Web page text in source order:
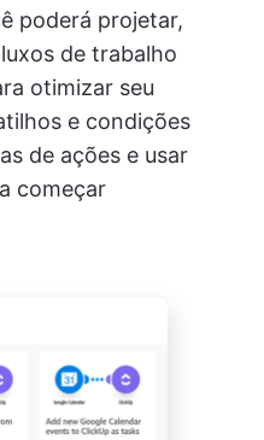
poderá projetar,
de trabalho
otimizar seu
e condições
de ações e usar
começar